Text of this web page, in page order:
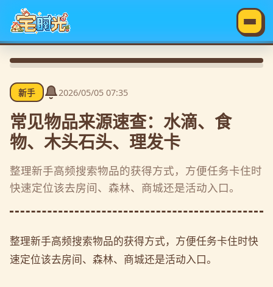
新手 2026/05/05 07:35
常见物品来源速查：水滴、食
物、木头石头、理发卡
整理新手高频搜索物品的获得方式，方便任务卡住时
快速定位该去房间、森林、商城还是活动入口。
整理新手高频搜索物品的获得方式，方便任务卡住时快
速定位该去房间、森林、商城还是活动入口。